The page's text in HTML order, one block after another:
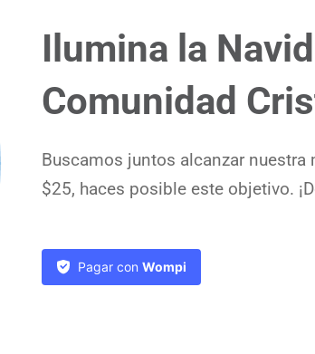
Ilumina la
Comunidad
Buscamos juntos alcanzar
$25, haces posible este objetivo.
Pagar conWompi